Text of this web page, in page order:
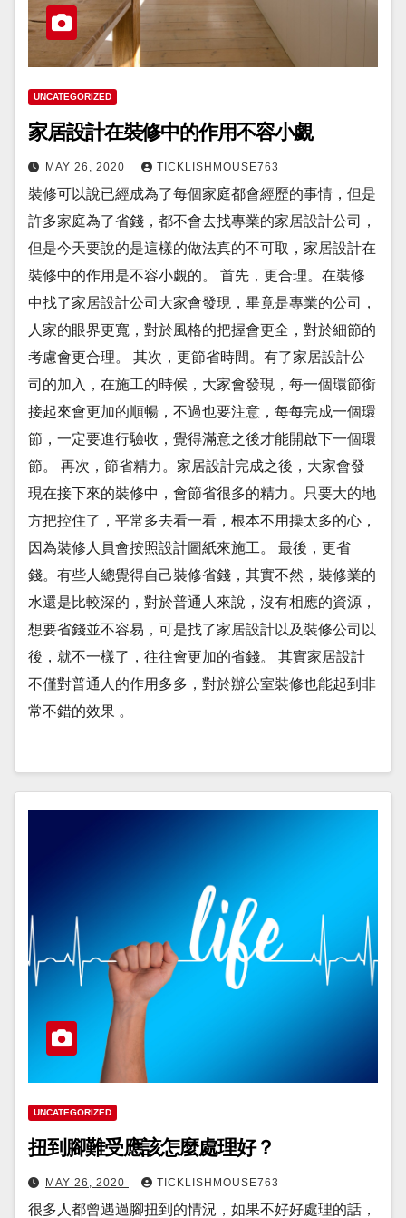
UNCATEGORIZED
家居設計在裝修中的作用不容小覷
MAY 26, 2020 TICKLISHMOUSE763
裝修可以說已經成為了每個家庭都會經歷的事情，但是
許多家庭為了省錢，都不會去找專業的家居設計公司，
但是今天要說的是這樣的做法真的不可取，家居設計在
裝修中的作用是不容小覷的。 首先，更合理。在裝修
中找了家居設計公司大家會發現，畢竟是專業的公司，
人家的眼界更寬，對於風格的把握會更全，對於細節的
考慮會更合理。 其次，更節省時間。有了家居設計公
司的加入，在施工的時候，大家會發現，每一個環節銜
接起來會更加的順暢，不過也要注意，每每完成一個環
節，一定要進行驗收，覺得滿意之後才能開啟下一個環
節。 再次，節省精力。家居設計完成之後，大家會發
現在接下來的裝修中，會節省很多的精力。只要大的地
方把控住了，平常多去看一看，根本不用操太多的心，
因為裝修人員會按照設計圖紙來施工。 最後，更省
錢。有些人總覺得自己裝修省錢，其實不然，裝修業的
水還是比較深的，對於普通人來說，沒有相應的資源，
想要省錢並不容易，可是找了家居設計以及裝修公司以
後，就不一樣了，往往會更加的省錢。 其實家居設計
不僅對普通人的作用多多，對於辦公室裝修也能起到非
常不錯的效果 。
UNCATEGORIZED
扭到腳難受應該怎麼處理好？
MAY 26, 2020 TICKLISHMOUSE763
很多人都曾遇過腳扭到的情況，如果不好好處理的話，